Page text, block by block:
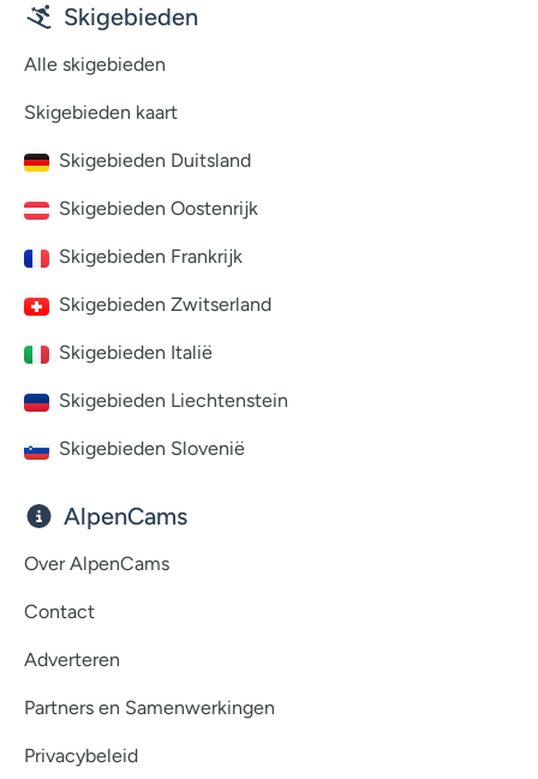
Skigebieden
Alle skigebieden
Skigebieden kaart
Skigebieden Duitsland
Skigebieden Oostenrijk
Skigebieden Frankrijk
Skigebieden Zwitserland
Skigebieden Italië
Skigebieden Liechtenstein
Skigebieden Slovenië
AlpenCams
Over AlpenCams
Contact
Adverteren
Partners en Samenwerkingen
Privacybeleid